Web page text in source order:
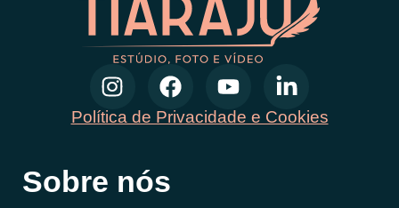
Política de Privacidade e Cookies
Sobre nós